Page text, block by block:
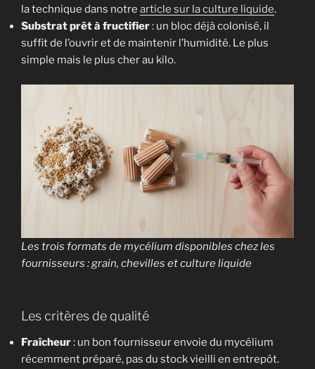
la technique dans notre article sur la culture liquide.
Substrat prêt à fructifier: un bloc déjà colonisé, il
suffit de l’ouvrir et de maintenir l’humidité. Le plus
simple mais le plus cher au kilo.
Les trois formats de mycélium disponibles chez les
fournisseurs : grain, chevilles et culture liquide
Les critères de qualité
Fraîcheur: un bon fournisseur envoie du mycélium
récemment préparé, pas du stock vieilli en entrepôt.